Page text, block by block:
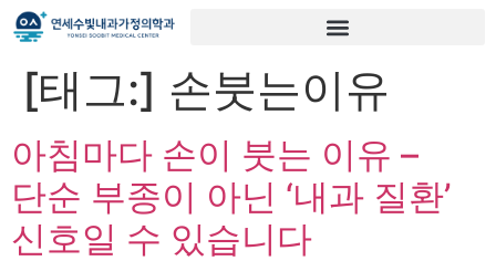
[태그:] 손붓는이유
아침마다 손이 붓는 이유 –
단순 부종이 아닌 ‘내과 질환’
신호일 수 있습니다